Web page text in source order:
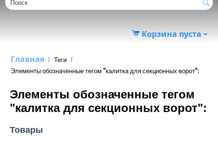
Корзина пуста
Главная / Теги /
Элементы обозначенные тегом "калитка для секционных ворот":
Элементы обозначенные тегом
"калитка для секционных ворот":
Товары